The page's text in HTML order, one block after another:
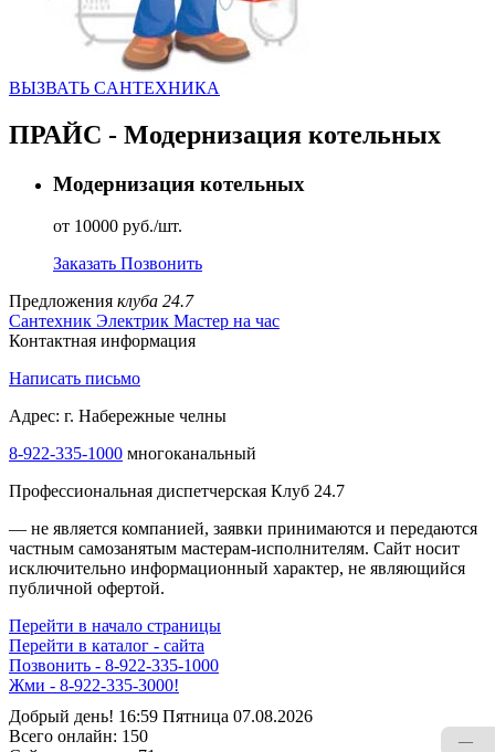
ВЫЗВАТЬ CАНТЕХНИКА
ПРАЙС - Модернизация котельных
Модернизация котельных
от 10000 руб./шт.
Заказать Позвонить
Предложения клуба 24.7
Сантехник Электрик Мастер на час
Контактная информация
Написать письмо
Адрес: г. Набережные челны
8-922-335-1000 многоканальный
Профессиональная диспетчерская Клуб 24.7
— не является компанией, заявки принимаются и передаются
частным самозанятым мастерам‑исполнителям. Сайт носит
исключительно информационный характер, не являющийся
публичной офертой.
Перейти в начало страницы
Перейти в каталог - сайта
Позвонить - 8-922-335-1000
Жми - 8-922-335-3000!
Добрый день! 16:59 Пятница 07.08.2026
Всего онлайн: 150
—